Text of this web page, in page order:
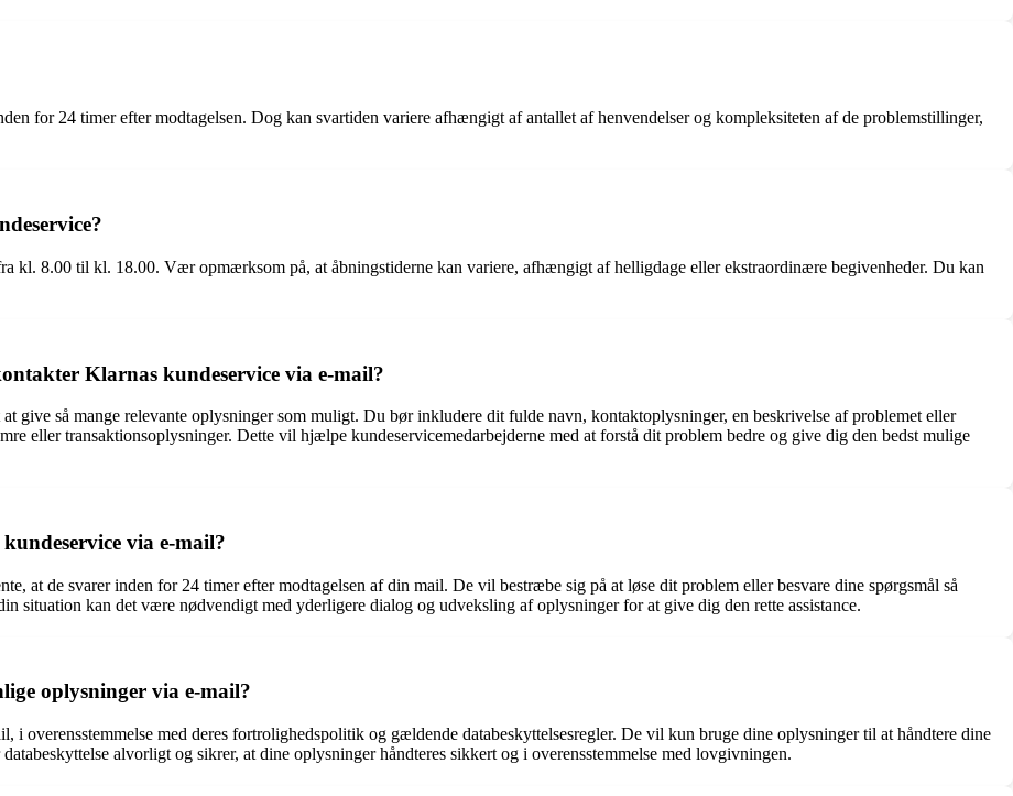
for 24 timer efter modtagelsen. Dog kan svartiden variere afhængigt af antallet af henvendelser og kompleksiteten af de problemstillinger,
kl. 8.00 til kl. 18.00. Vær opmærksom på, at åbningstiderne kan variere, afhængigt af helligdage eller ekstraordinære begivenheder. Du kan
Klarnas kundeservice via e-mail?
give så mange relevante oplysninger som muligt. Du bør inkludere dit fulde navn, kontaktoplysninger, en beskrivelse af problemet eller
eller transaktionsoplysninger. Dette vil hjælpe kundeservicemedarbejderne med at forstå dit problem bedre og give dig den bedst mulige
via e-mail?
at de svarer inden for 24 timer efter modtagelsen af din mail. De vil bestræbe sig på at løse dit problem eller besvare dine spørgsmål så
kan det være nødvendigt med yderligere dialog og udveksling af oplysninger for at give dig den rette assistance.
oplysninger via e-mail?
i overensstemmelse med deres fortrolighedspolitik og gældende databeskyttelsesregler. De vil kun bruge dine oplysninger til at håndtere dine
alvorligt og sikrer, at dine oplysninger håndteres sikkert og i overensstemmelse med lovgivningen.